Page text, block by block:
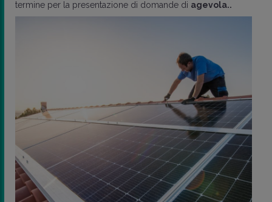
termine per la presentazione di domande di agevola..